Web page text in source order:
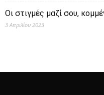
Οι στιγμές μαζί σου,
3 Απριλίου 2023